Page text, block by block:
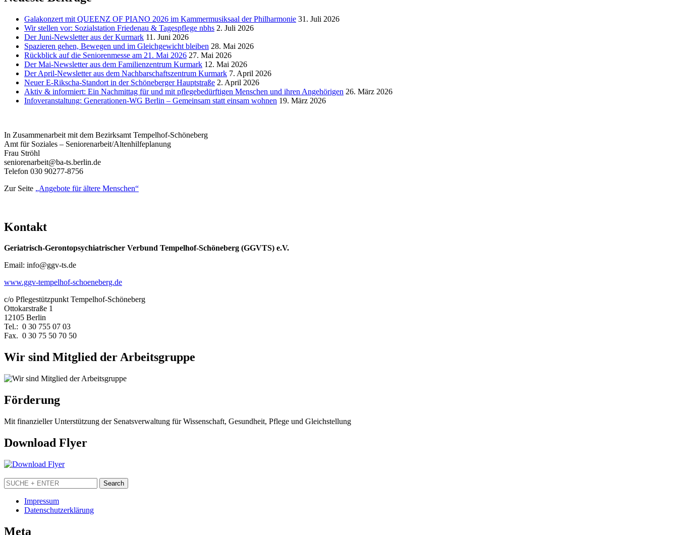
Galakonzert mit QUEENZ OF PIANO 2026 im Kammermusiksaal der Philharmonie 31. Juli 2026
Wir stellen vor: Sozialstation Friedenau & Tagespflege nbhs 2. Juli 2026
Der Juni-Newsletter aus der Kurmark 11. Juni 2026
Spazieren gehen, Bewegen und im Gleichgewicht bleiben 28. Mai 2026
Rückblick auf die Seniorenmesse am 21. Mai 2026 27. Mai 2026
Der Mai-Newsletter aus dem Familienzentrum Kurmark 12. Mai 2026
Der April-Newsletter aus dem Nachbarschaftszentrum Kurmark 7. April 2026
Neuer E-Rikscha-Standort in der Schöneberger Hauptstraße 2. April 2026
Aktiv & informiert: Ein Nachmittag für und mit pflegebedürftigen Menschen und ihren Angehörigen 26. März 2026
Infoveranstaltung: Generationen-WG Berlin – Gemeinsam statt einsam wohnen 19. März 2026
In Zusammenarbeit mit dem Bezirksamt Tempelhof-Schöneberg
Amt für Soziales – Seniorenarbeit/Altenhilfeplanung
Frau Ströhl
seniorenarbeit@ba-ts.berlin.de
Telefon 030 90277-8756
Zur Seite „Angebote für ältere Menschen“
Kontakt
Geriatrisch-Gerontopsychiatrischer Verbund Tempelhof-Schöneberg (GGVTS) e.V.
Email: info@ggv-ts.de
www.ggv-tempelhof-schoeneberg.de
c/o Pflegestützpunkt Tempelhof-Schöneberg
Ottokarstraße 1
12105 Berlin
Tel.: 0 30 755 07 03
Fax. 0 30 75 50 70 50
Wir sind Mitglied der Arbeitsgruppe
Förderung
Mit finanzieller Unterstützung der Senatsverwaltung für Wissenschaft, Gesundheit, Pflege und Gleichstellung
Download Flyer
Impressum
Datenschutzerklärung
Meta